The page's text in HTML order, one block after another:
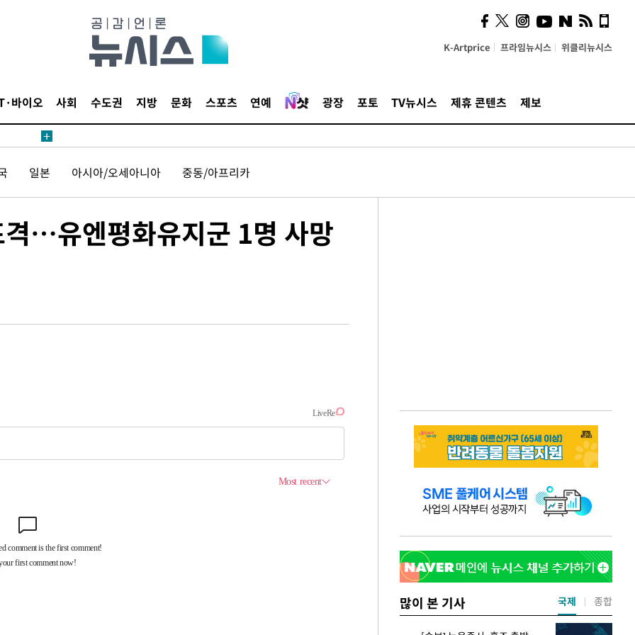
K-Artprice 프라임뉴시스 위클리뉴시스
바이오 사회 수도권 지방 문화 스포츠 연예 광장 포토 TV뉴시스 제휴 콘텐츠 제보
일 후
후 일본 아시아/오세아니아 중동/아프리카
…유엔평화유지군 1명 사망
많이 본 기사 국제 종합